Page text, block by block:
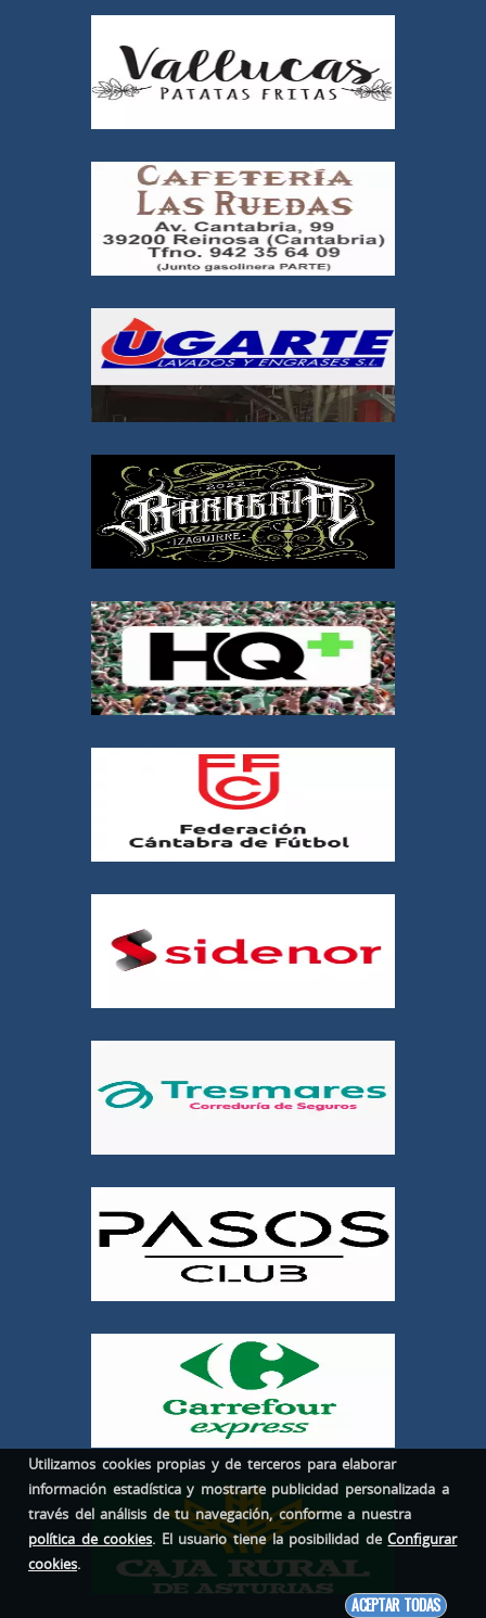
Utilizamos cookies propias y de terceros para elaborar
información estadística y mostrarte publicidad personalizada a
través del análisis de tu navegación, conforme a nuestra
política de cookies. El usuario tiene la posibilidad deConfigurar
cookies.
ACEPTAR TODAS